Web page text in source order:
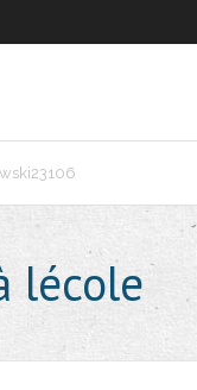
lécole